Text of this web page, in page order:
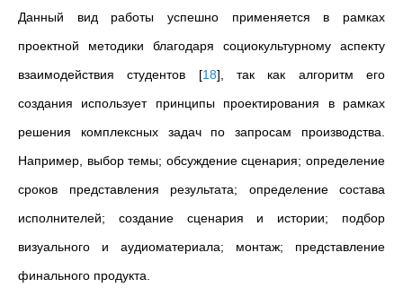
Данный вид работы успешно применяется в рамках
проектной методики благодаря социокультурному аспекту
взаимодействия студентов [18] , так как алгоритм его
создания использует принципы проектирования в рамках
решения комплексных задач по запросам производства.
Например, выбор темы; обсуждение сценария; определение
сроков представления результата; определение состава
исполнителей; создание сценария и истории; подбор
визуального и аудиоматериала; монтаж; представление
финального продукта.